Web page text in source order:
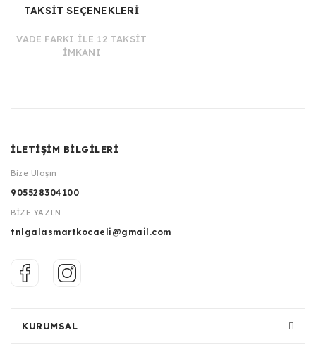
TAKSİT SEÇENEKLERİ
VADE FARKI İLE 12 TAKSİT
İMKANI
İLETİŞİM BİLGİLERİ
Bize Ulaşın
905528304100
BİZE YAZIN
tnlgalasmartkocaeli@gmail.com
KURUMSAL